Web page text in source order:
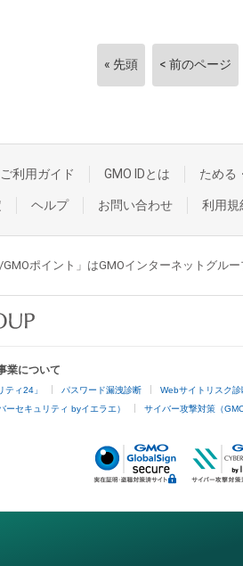
« 先頭 < 前のページ
ご利用ガイド GMO IDとは ためる
ヘルプ お問い合わせ 利用規
GMOポイント」はGMOインターネットグル
業について
ィ24」 パスワード漏洩診断 Webサイトリスク診
セキュリティ byイエラエ） サイバー攻撃対策（